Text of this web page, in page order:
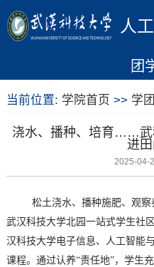
人
团
当前位置: 学院首页 >> 学
浇水、播种、培育……武
进
2025-04-
松土浇水、播种施肥、观察
武汉科技大学北园一站式学生社
汉科技大学电子信息、人工智能
课程。通过认养“责任地”，学生